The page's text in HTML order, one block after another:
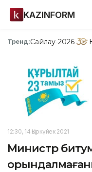
KAZINFORM
Тренд:Сайлау-2026
12:30, 14 Қыркүйек 2021
Министр